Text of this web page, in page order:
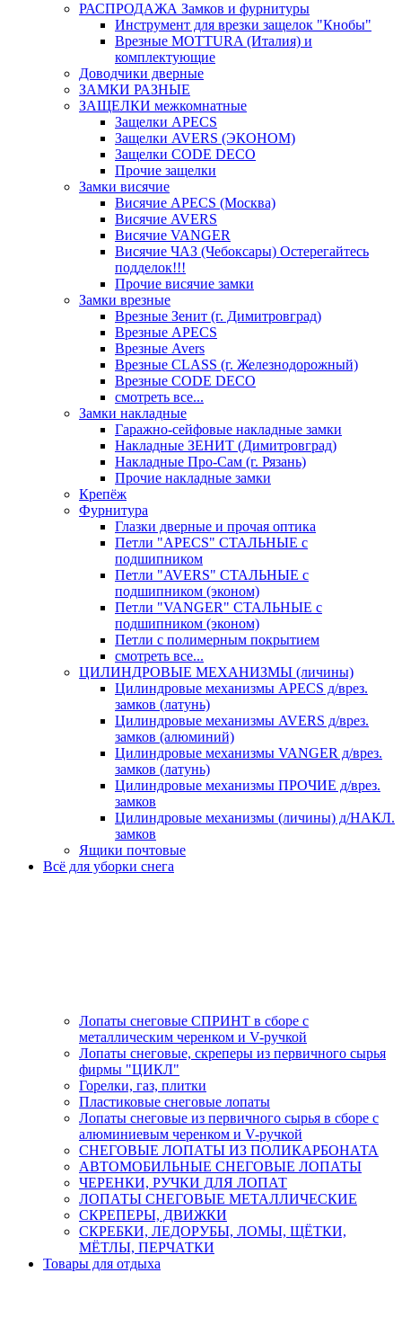
РАСПРОДАЖА Замков и фурнитуры
Инструмент для врезки защелок "Кнобы"
Врезные MOTTURA (Италия) и
комплектующие
Доводчики дверные
ЗАМКИ РАЗНЫЕ
ЗАЩЕЛКИ межкомнатные
Защелки APECS
Защелки AVERS (ЭКОНОМ)
Защелки CODE DECO
Прочие защелки
Замки висячие
Висячие APECS (Москва)
Висячие AVERS
Висячие VANGER
Висячие ЧАЗ (Чебоксары) Остерегайтесь
подделок!!!
Прочие висячие замки
Замки врезные
Врезные Зенит (г. Димитровград)
Врезные APECS
Врезные Avers
Врезные CLASS (г. Железнодорожный)
Врезные CODE DECO
смотреть все...
Замки накладные
Гаражно-сейфовые накладные замки
Накладные ЗЕНИТ (Димитровград)
Накладные Про-Сам (г. Рязань)
Прочие накладные замки
Крепёж
Фурнитура
Глазки дверные и прочая оптика
Петли "APECS" СТАЛЬНЫЕ с
подшипником
Петли "AVERS" СТАЛЬНЫЕ с
подшипником (эконом)
Петли "VANGER" СТАЛЬНЫЕ с
подшипником (эконом)
Петли с полимерным покрытием
смотреть все...
ЦИЛИНДРОВЫЕ МЕХАНИЗМЫ (личины)
Цилиндровые механизмы APECS д/врез.
замков (латунь)
Цилиндровые механизмы AVERS д/врез.
замков (алюминий)
Цилиндровые механизмы VANGER д/врез.
замков (латунь)
Цилиндровые механизмы ПРОЧИЕ д/врез.
замков
Цилиндровые механизмы (личины) д/НАКЛ.
замков
Ящики почтовые
Всё для уборки снега
Лопаты снеговые СПРИНТ в сборе с
металлическим черенком и V-ручкой
Лопаты снеговые, скреперы из первичного сырья
фирмы "ЦИКЛ"
Горелки, газ, плитки
Пластиковые снеговые лопаты
Лопаты снеговые из первичного сырья в сборе с
алюминиевым черенком и V-ручкой
СНЕГОВЫЕ ЛОПАТЫ ИЗ ПОЛИКАРБОНАТА
АВТОМОБИЛЬНЫЕ СНЕГОВЫЕ ЛОПАТЫ
ЧЕРЕНКИ, РУЧКИ ДЛЯ ЛОПАТ
ЛОПАТЫ СНЕГОВЫЕ МЕТАЛЛИЧЕСКИЕ
СКРЕПЕРЫ, ДВИЖКИ
СКРЕБКИ, ЛЕДОРУБЫ, ЛОМЫ, ЩЁТКИ,
МЁТЛЫ, ПЕРЧАТКИ
Товары для отдыха